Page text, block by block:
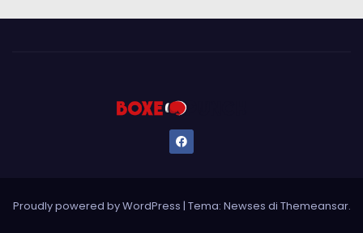
Proudly powered by WordPress | Tema: Newses di Themeansar.